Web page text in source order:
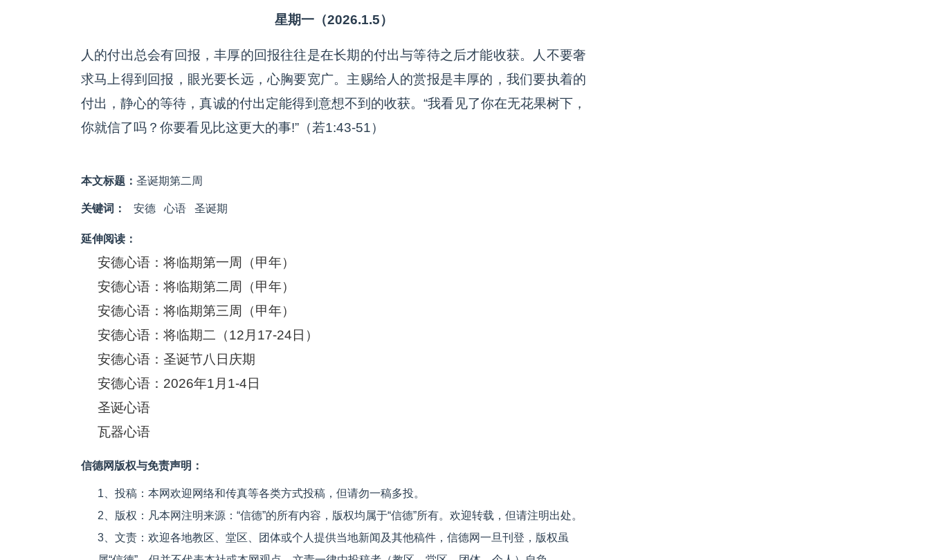
星期一（2026.1.5）
人的付出总会有回报，丰厚的回报往往是在长期的付出与等待之后才能收获。人不要奢
求马上得到回报，眼光要长远，心胸要宽广。主赐给人的赏报是丰厚的，我们要执着的
付出，静心的等待，真诚的付出定能得到意想不到的收获。“我看见了你在无花果树下，
你就信了吗？你要看见比这更大的事!”（若1:43-51）
本文标题： 圣诞期第二周
关键词： 安德 心语 圣诞期
延伸阅读：
安德心语：将临期第一周（甲年）
安德心语：将临期第二周（甲年）
安德心语：将临期第三周（甲年）
安德心语：将临期二（12月17-24日）
安德心语：圣诞节八日庆期
安德心语：2026年1月1-4日
圣诞心语
瓦器心语
信德网版权与免责声明：
1、投稿：本网欢迎网络和传真等各类方式投稿，但请勿一稿多投。
2、版权：凡本网注明来源：“信德”的所有内容，版权均属于“信德”所有。欢迎转载，但请注明出处。
3、文责：欢迎各地教区、堂区、团体或个人提供当地新闻及其他稿件，信德网一旦刊登，版权虽